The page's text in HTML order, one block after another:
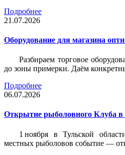
Подробнее
21.07.2026
Оборудование для магазина
Разбираем торговое
до зоны примерки. Даём
Подробнее
06.07.2026
Открытие рыболовного Клуба в
1 ноября в Тульской
местных рыболовов событие —